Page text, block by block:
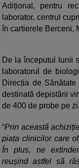
Adițional, pentru
laborator, centrul
în cartierele Berceni,
De la începutul lunii
laboratorul de
Direcția de
destinată depistării
de 400 de probe pe zi.
“Prin această
piața clinicilor care
În plus, ne
reușind astfel să